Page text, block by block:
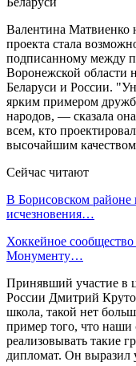
Валентина Матвиенко
проекта стала
подписанному между
Воронежской области
Беларуси и России.
ярким примером
народов, — сказала
всем, кто
высочайшим
Сейчас читают
В Борисовском районе
исчезновения…
Хоккейное
Монументу…
Принявший участие в
России Дмитрий
школа, такой нет
пример того, что наши
реализовывать такие
дипломат. Он выразил